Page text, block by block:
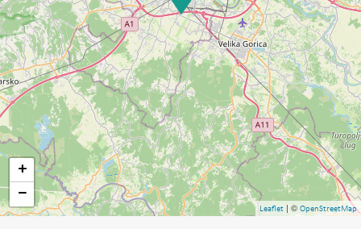
+
−
Leaflet | © OpenStreetMap